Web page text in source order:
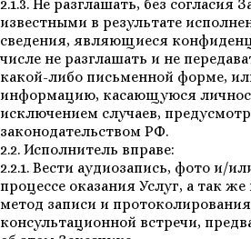
2.1.3. Не разглашать, без согласия
известными в результате
сведения, являющиеся
числе не разглашать и не
какой-либо письменной форме,
информацию, касающуюся
исключением случаев,
законодательством РФ.
2.2. Исполнитель вправе:
2.2.1. Вести аудиозапись, фото и/
процессе оказания Услуг, а так
метод записи и
консультационной встречи,